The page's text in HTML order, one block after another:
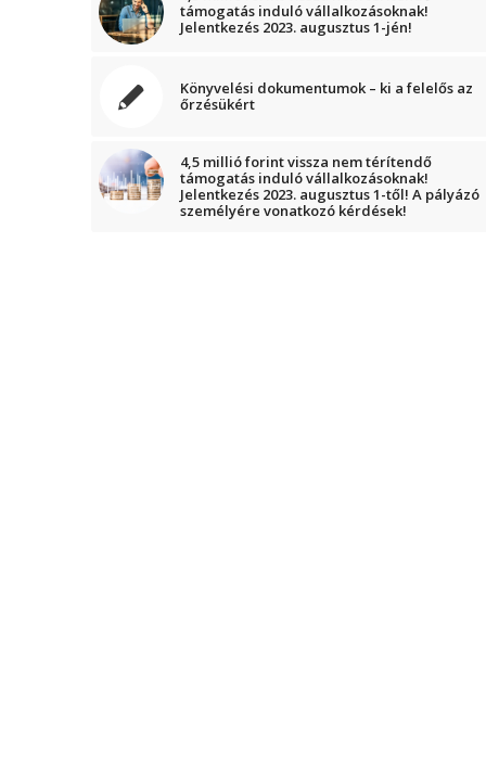
támogatás induló vállalkozásoknak!
Jelentkezés 2023. augusztus 1-jén!
Könyvelési dokumentumok – ki a felelős az
őrzésükért
4,5 millió forint vissza nem térítendő
támogatás induló vállalkozásoknak!
Jelentkezés 2023. augusztus 1-től! A pályázó
személyére vonatkozó kérdések!